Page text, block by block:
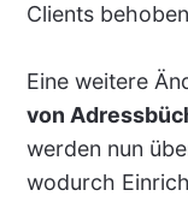
Clients
Eine weitere
von
werden nun
wodurch